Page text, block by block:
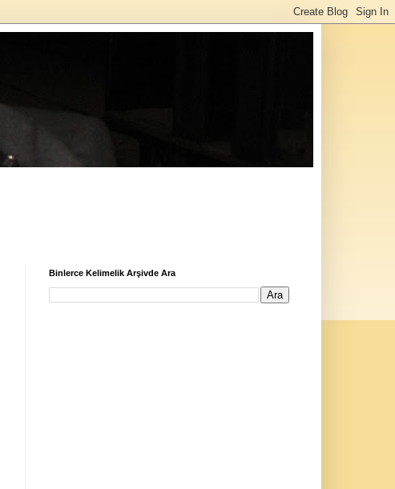
Binlerce Kelimelik Arşivde Ara